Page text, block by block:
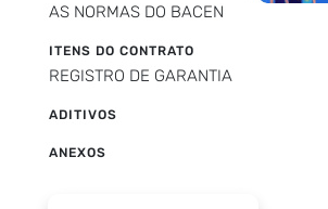
AS NORMAS DO BACEN
ITENS DO CONTRATO
REGISTRO DE GARANTIA
ADITIVOS
ANEXOS